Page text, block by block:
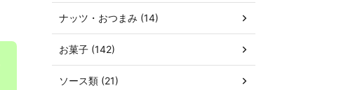
ナッツ・おつまみ (14)
お菓子 (142)
ソース類 (21)